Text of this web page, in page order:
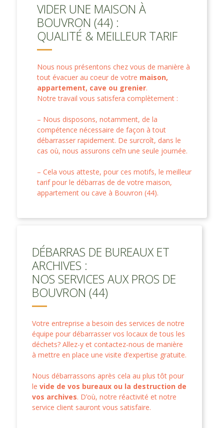
VIDER UNE MAISON À
BOUVRON (44) :
QUALITÉ & MEILLEUR TARIF
Nous nous présentons chez vous de manière à
tout évacuer au coeur de votre maison,
appartement, cave ou grenier.
Notre travail vous satisfera complètement :
– Nous disposons, notamment, de la
compétence nécessaire de façon à tout
débarrasser rapidement. De surcroît, dans le
cas où, nous assurons cel’n une seule journée.
– Cela vous atteste, pour ces motifs, le meilleur
tarif pour le débarras de de votre maison,
appartement ou cave à Bouvron (44).
DÉBARRAS DE BUREAUX ET
ARCHIVES :
NOS SERVICES AUX PROS DE
BOUVRON (44)
Votre entreprise a besoin des services de notre
équipe pour débarrasser vos locaux de tous les
déchets? Allez-y et contactez-nous de manière
à mettre en place une visite d’expertise gratuite.
Nous débarrassons après cela au plus tôt pour
le vide de vos bureaux ou la destruction de
vos archives. D’où, notre réactivité et notre
service client sauront vous satisfaire.